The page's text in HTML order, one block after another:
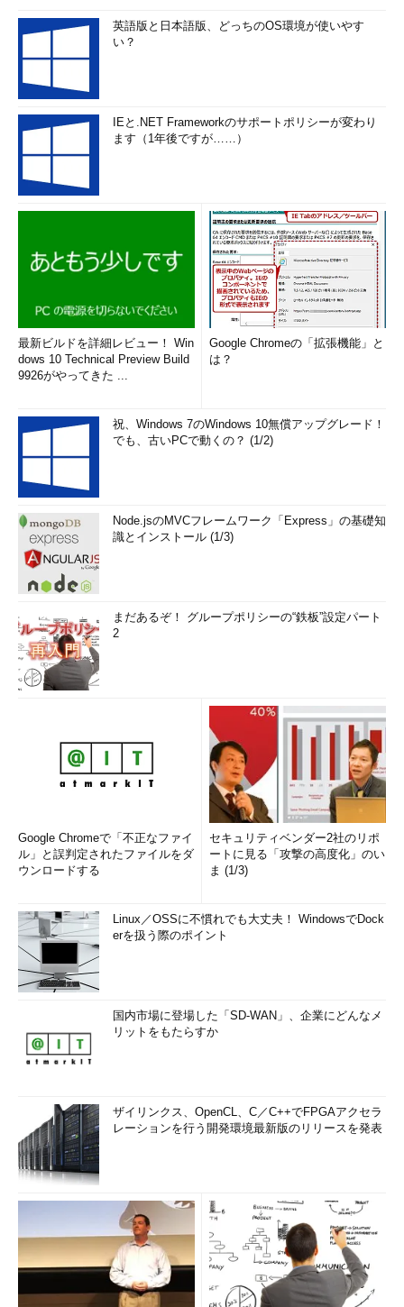
%LOCALAPPDATA%\Microsoft\AzurePortal
%APPDATA%\Microsoft\Windows\Start
Menu\Programs\AzurePortal
この点を含め、Azure Portal Appはプレビュー版であることに
注意してください。このプレビュー版は、「現状有姿のまま
（as-is）」「瑕疵（かし）を問わない条件（with all faults）」
で、かつ「提供可能な場合に提供し得る形で（as-available）」
提供されるもので、Azureサブスクリプション契約に含まれる
SLA（Service Level Agreement）や保証が制限されます。
筆者紹介
山市 良（やまいち りょう）
Management（2018/7/1）。SIer、IT出版社、中堅企業のシス
テム管理者を経て、フリーのテクニカルライターに。Microsoft
寄稿、ドキュメント作成、事例取材などを手掛ける。個人ブロ
ッショナル向けWindowsトラブル解決 コマンド＆テクニック
集』（日経BP社）。
英語版と日本語版、どっちのOS環境が使いやす
い？
IEと.NET Frameworkのサポートポリシーが変わり
ます（1年後ですが……）
最新ビルドを詳細レビュー！ Win
dows 10 Technical Preview Build
9926がやってきた ...
Google Chromeの「拡張機能」と
は？
祝、Windows 7のWindows 10無償アップグレード！
でも、古いPCで動くの？ (1/2)
Node.jsのMVCフレームワーク「Express」の基礎知
識とインストール (1/3)
まだあるぞ！ グループポリシーの“鉄板”設定パート
2
Google Chromeで「不正なファイ
ル」と誤判定されたファイルをダ
ウンロードする
セキュリティベンダー2社のリポ
ートに見る「攻撃の高度化」のい
ま (1/3)
Linux／OSSに不慣れでも大丈夫！ WindowsでDock
erを扱う際のポイント
国内市場に登場した「SD-WAN」、企業にどんなメ
リットをもたらすか
ザイリンクス、OpenCL、C／C++でFPGAアクセラ
レーションを行う開発環境最新版のリリースを発表